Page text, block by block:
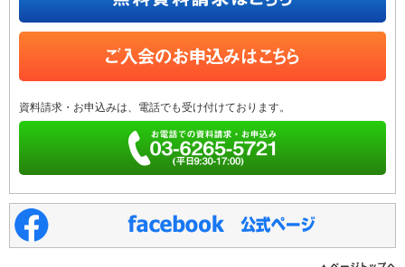
資料請求・お申込みは、電話でも受け付けております。